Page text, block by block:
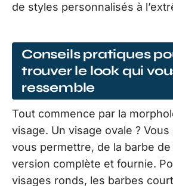
de styles personnalisés à
Conseils pratiques
trouver le look qui
ressemble
Tout commence par la
visage. Un visage ovale ?
vous permettre, de la barbe de
version complète et fournie.
visages ronds, les barbes